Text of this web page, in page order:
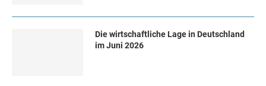
Die wirtschaftliche Lage in Deutschland
im Juni 2026